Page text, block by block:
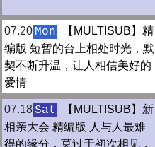
07.20 Mon
【MULTISUB】精
编版 短暂的台上相处时光，默
契不断升温，让人相信美好的
爱情
07.18Sat
【MULTISUB】新
相亲大会 精编版 人与人最难
得的缘分，莫过于初次相见，